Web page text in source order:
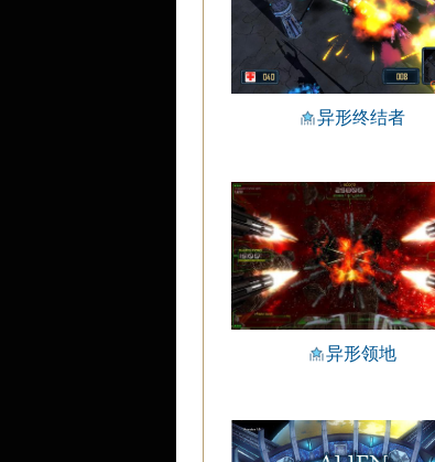
异形终结者
异形领地